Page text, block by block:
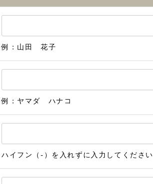
例：山田 花子
例：ヤマダ ハナコ
ハイフン（-）を入れずに入力してください